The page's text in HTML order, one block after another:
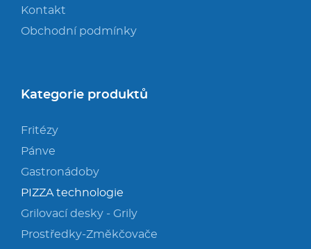
Kontakt
Obchodní podmínky
Kategorie produktů
Fritézy
Pánve
Gastronádoby
PIZZA technologie
Grilovací desky - Grily
Prostředky-Změkčovače